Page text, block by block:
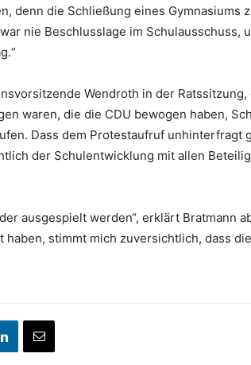
denn die Schließung eines Gymnasiums
nie Beschlusslage im Schulausschuss,
Wendroth in der Ratssitzung,
waren, die die CDU bewogen haben,
Dass dem Protest­aufruf unhinterfragt
der Schulentwicklung mit allen
ausgespielt werden“, erklärt Bratmann
haben, stimmt mich zuversichtlich, dass